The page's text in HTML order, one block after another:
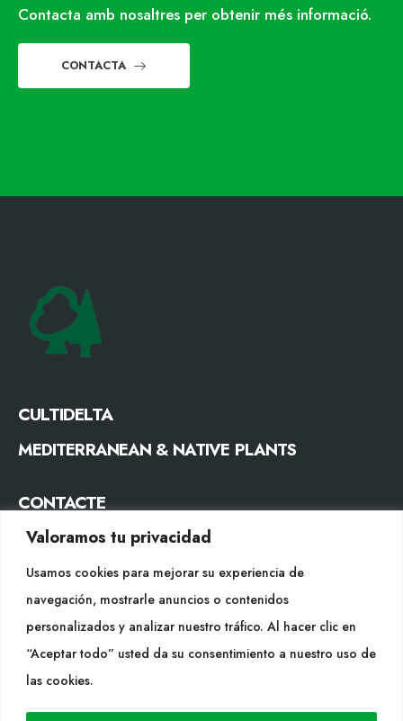
Valoramos tu privacidad
Usamos cookies para mejorar su experiencia de
navegación, mostrarle anuncios o contenidos
personalizados y analizar nuestro tráfico. Al hacer clic en
“Aceptar todo” usted da su consentimiento a nuestro uso de
las cookies.
Contacta amb nosaltres per obtenir més informació.
CONTACTA
CULTIDELTA
MEDITERRANEAN & NATIVE PLANTS
CONTACTE
Tel. +34 977053013
SEGUEIX-NOS
WEB